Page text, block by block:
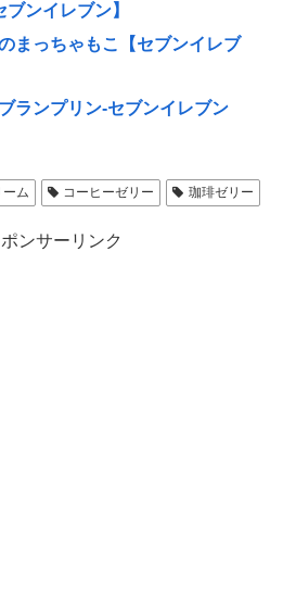
ンイレブン】
まっちゃもこ【セブンイレブ
ランプリン-セブンイレブン
ーム コーヒーゼリー 珈琲ゼリー
ンサーリンク